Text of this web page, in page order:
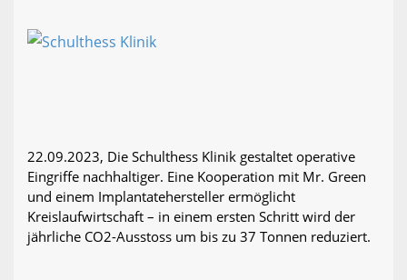
22.09.2023, Die Schulthess Klinik gestaltet operative
Eingriffe nachhaltiger. Eine Kooperation mit Mr. Green
und einem Implantatehersteller ermöglicht
Kreislaufwirtschaft – in einem ersten Schritt wird der
jährliche CO2-Ausstoss um bis zu 37 Tonnen reduziert.